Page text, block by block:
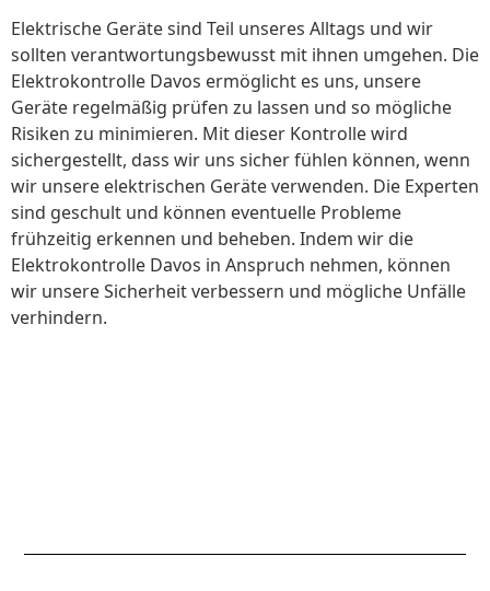
Elektrische Geräte sind Teil unseres Alltags und wir
sollten verantwortungsbewusst mit ihnen umgehen. Die
Elektrokontrolle Davos ermöglicht es uns, unsere
Geräte regelmäßig prüfen zu lassen und so mögliche
Risiken zu minimieren. Mit dieser Kontrolle wird
sichergestellt, dass wir uns sicher fühlen können, wenn
wir unsere elektrischen Geräte verwenden. Die Experten
sind geschult und können eventuelle Probleme
frühzeitig erkennen und beheben. Indem wir die
Elektrokontrolle Davos in Anspruch nehmen, können
wir unsere Sicherheit verbessern und mögliche Unfälle
verhindern.